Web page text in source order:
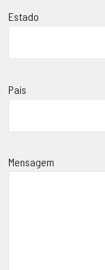
Estado
País
Mensagem